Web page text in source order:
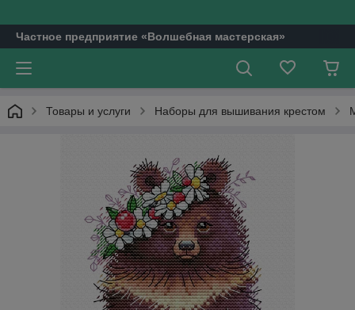
Частное предприятие «Волшебная мастерская»
Товары и услуги Наборы для вышивания крестом